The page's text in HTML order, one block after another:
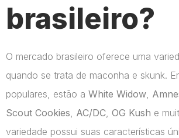
brasileiro?
O mercado brasileiro oferece uma
quando se trata de maconha e skunk.
populares, estão a White Widow
Scout Cookies AC/DC OG Kush e
variedade possui suas características